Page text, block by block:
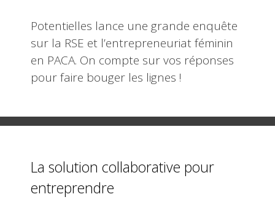
Potentielles lance une grande enquête
sur la RSE et l’entrepreneuriat féminin
en PACA. On compte sur vos réponses
pour faire bouger les lignes !
La solution collaborative pour
entreprendre